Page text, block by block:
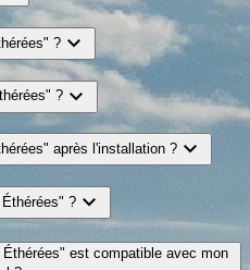
? expand_more
? expand_more
après l'installation ? expand_more
? expand_more
est compatible avec mon